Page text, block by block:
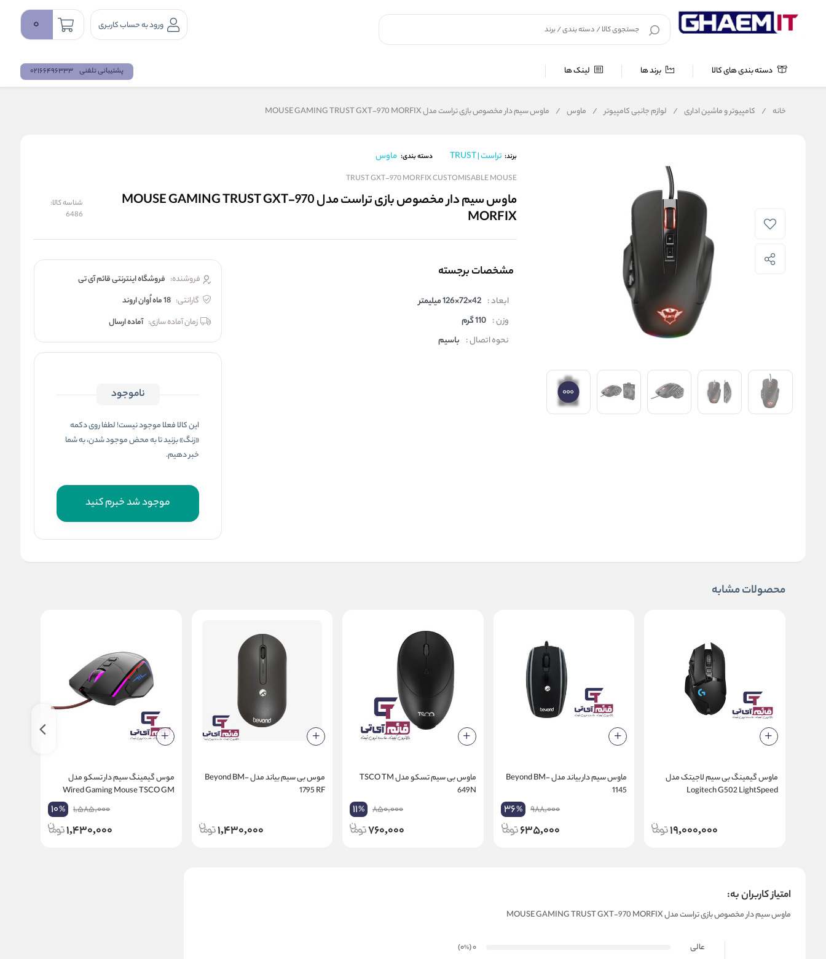
ورود به حساب کاربری 0
دسته بندی های کالا برند ها لینک ها پشتیبانی تلفنی 02166496333
خانه / کامپیوتر و ماشین اداری / لوازم جانبی کامپیوتر / ماوس / ماوس سیم دار مخصوص بازی تراست مدل MOUSE GAMING TRUST GXT-970 MORFIX
برند: تراست | TRUST دسته بندی: ماوس
TRUST GXT-970 MORFIX CUSTOMISABLE MOUSE
ماوس سیم دار مخصوص بازی تراست مدل MOUSE GAMING TRUST GXT-970
MORFIX
شناسه کالا:
6486
مشخصات برجسته
ابعاد : 42×72×126 میلیمتر
وزن : 110 گرم
نحوه اتصال : باسیم
فروشنده: فروشگاه اینترنتی قائم آی تی
گارانتی: 18 ماه اُوان اروند
زمان آماده سازی: آماده ارسال
ناموجود
این کالا فعلا موجود نیست! لطفا روی دکمه
«زنگ» بزنید تا به محض موجود شدن، به شما
خبر دهیم.
موجود شد خبرم کنید
محصولات مشابه
ماوس گیمینگ بی سیم لاجیتک مدل
Logitech G502 LightSpeed
19,000,000
ماوس سیم دار بیاند مدل Beyond BM-
1145
988,000
36%
635,000
ماوس بی سیم تسکو مدل TSCO TM
649N
850,000
11%
760,000
موس بی سیم بیاند مدل Beyond BM-
1795 RF
1,430,000
موس گیمینگ سیم دار تسکو مدل
Wired Gaming Mouse TSCO GM
1,585,000
10%
1,430,000
امتیاز کاربران به:
ماوس سیم دار مخصوص بازی تراست مدل MOUSE GAMING TRUST GXT-970 MORFIX
عالی 0
(0
%
)